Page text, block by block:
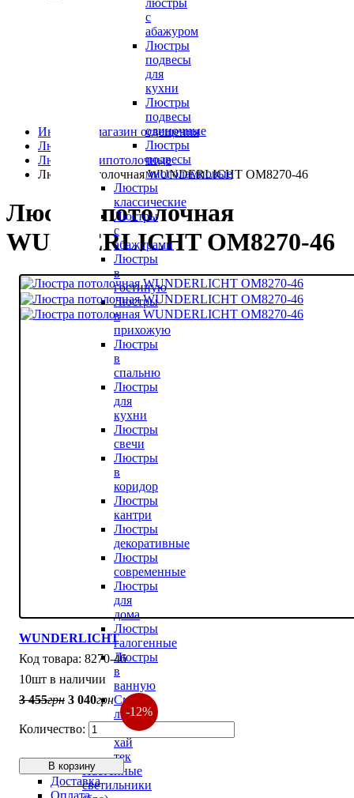
люстры
с
абажуром
Люстры
подвесы
для
кухни
Люстры
подвесы
одиночные
Люстры
подвесы
многоламповые
Люстры
классические
Люстры
с
абажурами
Люстры
в
гостиную
Люстры
в
прихожую
Люстры
в
спальню
Люстры
для
кухни
Люстры
свечи
Люстры
в
коридор
Люстры
кантри
Люстры
декоративные
Люстры
современные
Люстры
для
дома
Люстры
галогенные
Люстры
в
ванную
Смарт-
люстры
Люстры
хай
тек
Настенные
светильники
Интернет-магазин освещения
Люстры
Люстры припотолочные
Люстра потолочная WUNDERLICHT OM8270-46
Люстра потолочная
WUNDERLICHT OM8270-46
WUNDERLICHT
8270-46
10шт в наличии
-12%
3 455грн 3 040грн
В корзину
Доставка
Оплата